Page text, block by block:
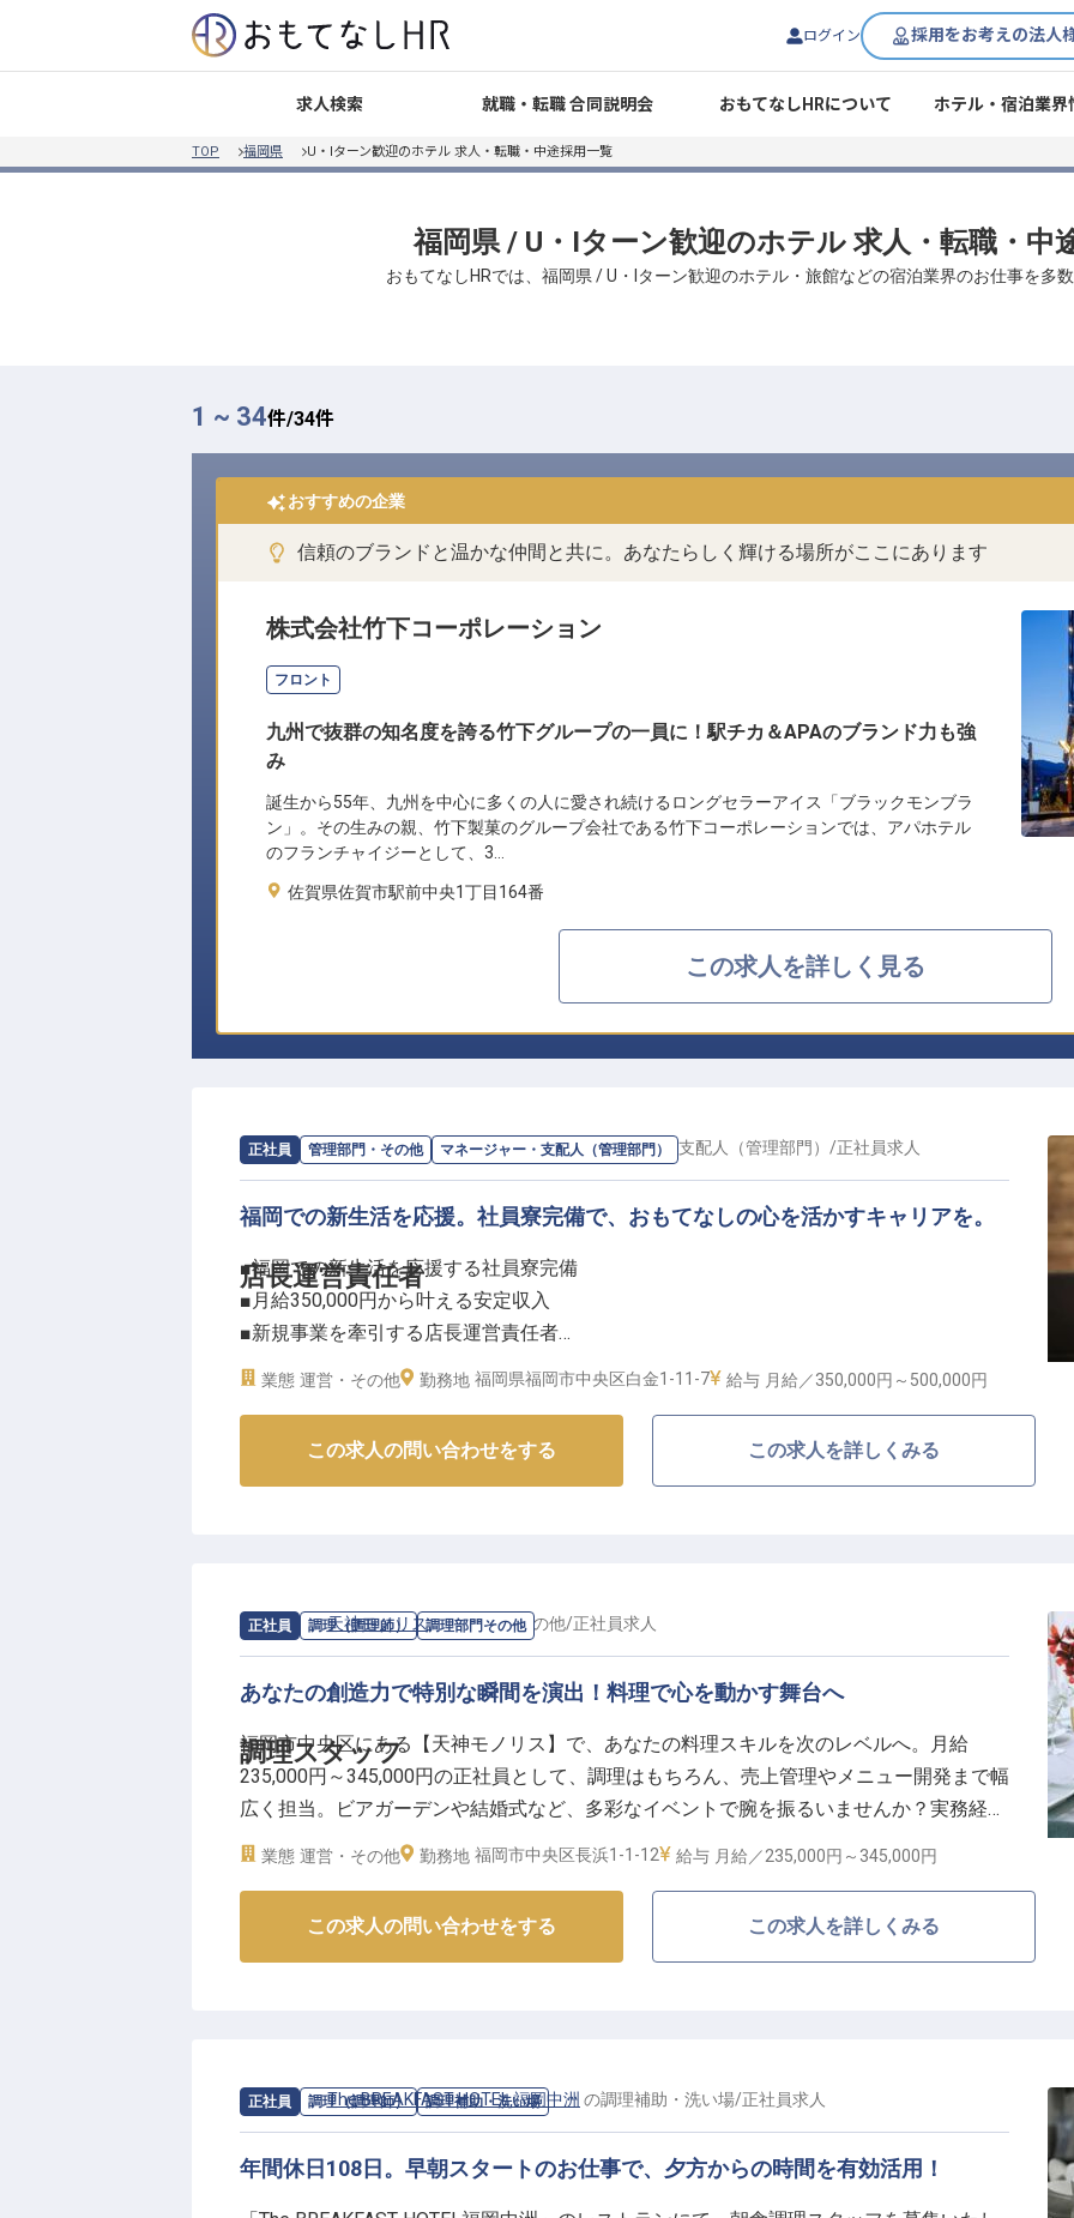
ログイン 採用をお考えの法人
求人検索 就職・転職 合同説明会 おもてなしHRについて ホテル・宿泊業界
TOP 福岡県 U・Iターン歓迎のホテル 求人・転職・中途採用一覧
福岡県 / U・Iターン歓迎のホテル 求人・転職・中
おもてなしHRでは、福岡県 / U・Iターン歓迎のホテル・旅館などの宿泊業界のお仕事を多
1 ~ 34件/34件
おすすめの企業
信頼のブランドと温かな仲間と共に。あなたらしく輝ける場所がここにあります
株式会社竹下コーポレーション
フロント
九州で抜群の知名度を誇る竹下グループの一員に！駅チカ＆APAのブランド力も強
み
誕生から55年、九州を中心に多くの人に愛され続けるロングセラーアイス「ブラックモンブラ
ン」。その生みの親、竹下製菓のグループ会社である竹下コーポレーションでは、アパホテル
のフランチャイジーとして、3…
佐賀県佐賀市駅前中央1丁目164番
この求人を詳しく見る
正社員 管理部門・その他 マネージャー・支配人（管理部門）
店長運営責任者
求人情報：IMD Alliance 株式会社 本社 のマネージャー・支配人（管理部門） /正社員求人
福岡での新生活を応援。社員寮完備で、おもてなしの心を活かすキャリアを。
■福岡での新生活を応援する社員寮完備
■月給350,000円から叶える安定収入
■新規事業を牽引する店長運営責任者
■ホテル業界経験を活かせるマネジメント
福岡を拠点に、新たな事業の立ち上げから運営までを担う店長運営責任者を募集していま
す。お客様に心から喜んでいただけるサービスを追求し、おもてなしの精神で事業を成長
ましょう。
ーー【安心の環境で描くキャリアアップの道】
会保険完備や退職金制度など、充実した福利厚生であなたの生活をサポート。
社員寮の相談も可能で、福岡県外からのご応募の方には引っ越し費用の一部を会社がサポ
ートいたします。年間休日108日とプライベートも大切にしながら、マネジメント経験を
活かし、事業の成長と共に自身のキャリアを大きく飛躍させるチャンスがここにありま
※2026年03月06日時点の情報です
業態 運営・その他 勤務地 福岡県福岡市中央区白金1-11-7 給与 月給／350,000円～ 500,000円
この求人の問い合わせをする この求人を詳しくみる
正社員 調理（調理師） 調理部門その他
調理スタッフ
求人情報：天神モノリスの調理部門その他/正社員求人
あなたの創造力で特別な瞬間を演出！料理で心を動かす舞台へ
福岡市中央区にある【天神モノリス】で、あなたの料理スキルを次のレベルへ。月給
235,000円～345,000円の正社員として、調理はもちろん、売上管理やメニュー開発まで幅
広く担当。ビアガーデンや結婚式など、多彩なイベントで腕を振るいませんか？実務経験
を活かし、スキルアップを目指す方を歓迎。あなたのアイデアで特別な時間を創り出しま
業態 運営・その他 勤務地 福岡市中央区長浜1-1-12 給与 月給／235,000円～ 345,000円
この求人の問い合わせをする この求人を詳しくみる
正社員 調理（調理師） 調理補助・洗い場
求人情報：The BREAKFAST HOTEL 福岡中洲 の調理補助・洗い場/正社員求人
年間休日108日。早朝スタートのお仕事で、夕方からの時間を有効活用！